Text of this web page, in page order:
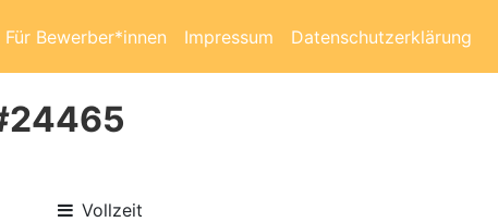
Für Bewerber*innen Impressum Datenschutzerklärung
Vollzeit